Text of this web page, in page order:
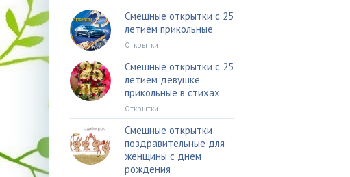
Смешные открытки с 25
летием прикольные
Открытки
Смешные открытки с 25
летием девушке
прикольные в стихах
Открытки
Смешные открытки
поздравительные для
женщины с днем
рождения